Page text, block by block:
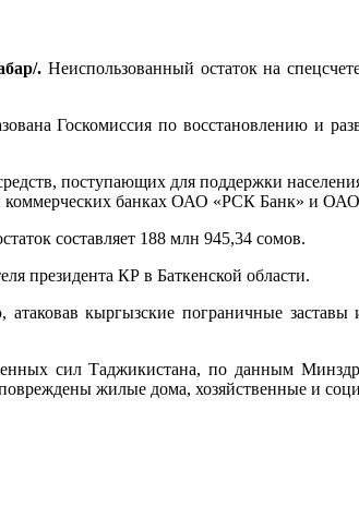
. Неиспользованный остаток на
Госкомиссия по восстановлению и
поступающих для поддержки
и коммерческих банках ОАО «РСК Банк» и
составляет 188 млн 945,34 сомов.
президента КР в Баткенской области.
кыргызские пограничные
сил Таджикистана, по данным
жилые дома, хозяйственные и